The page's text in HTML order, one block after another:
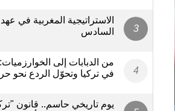
الاستراتيجية المغربية في
السادس
من الدبابات إلى الخوارزميات:
في تركيا وتحوّل الردع نحو
يوم تاريخي حاسم.. قانون